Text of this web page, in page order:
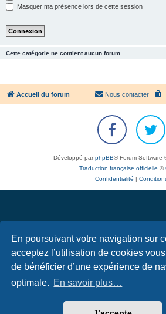
En poursuivant votre navigation sur
acceptez l’utilisation de cookies
de bénéficier d’une expérience de
optimale. En savoir plus…
Masquer ma présence lors de cette session
Cette catégorie ne contient aucun forum.
Accueil du forum Nous contacter
Développé parphpBB® Forum Software
Traduction française officielle ©
Confidentialité |